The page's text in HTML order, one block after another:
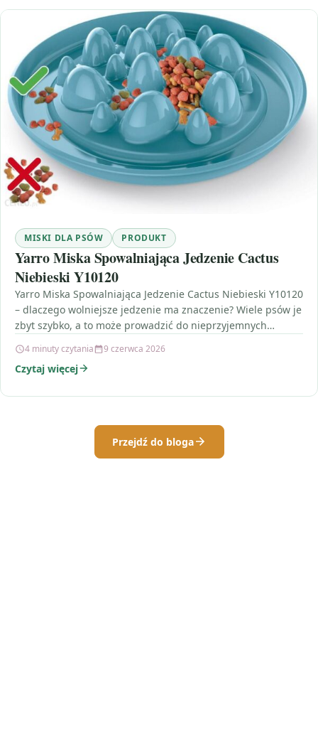
MISKI DLA PSÓW PRODUKT
Yarro Miska Spowalniająca Jedzenie Cactus
Niebieski Y10120
Yarro Miska Spowalniająca Jedzenie Cactus Niebieski Y10120
– dlaczego wolniejsze jedzenie ma znaczenie? Wiele psów je
zbyt szybko, a to może prowadzić do nieprzyjemnych…
4 minuty czytania 9 czerwca 2026
Czytaj więcej
Przejdź do bloga